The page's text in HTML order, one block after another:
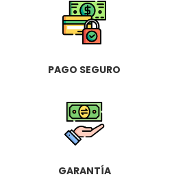
PAGO SEGURO
GARANTÍA